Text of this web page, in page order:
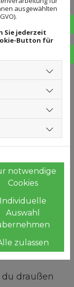
und
Unsere
–
als auch
draußen
ausgewählten
Sie jederzeit
Button für
notwendige
Cookies
Individuelle
Auswahl
zulassen